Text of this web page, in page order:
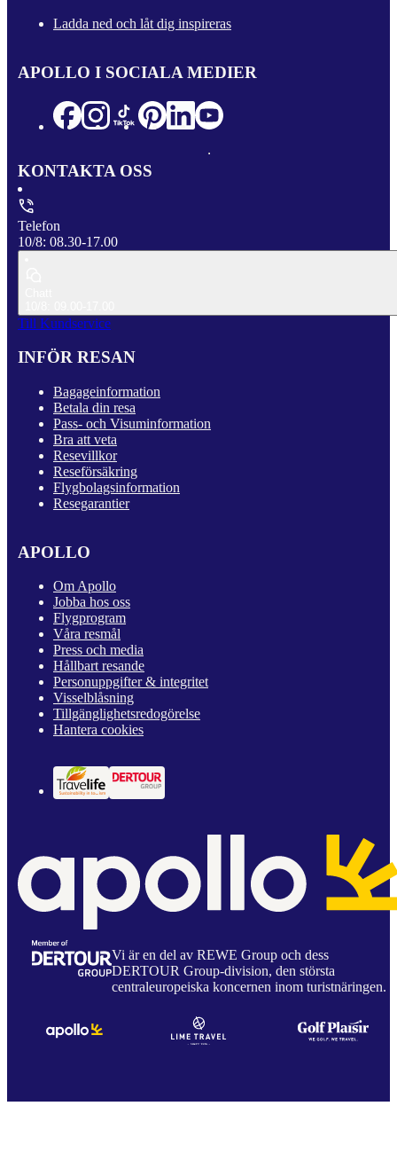
Ladda ned och låt dig inspireras
APOLLO I SOCIALA MEDIER
KONTAKTA OSS
Telefon
10/8: 08.30-17.00
Till Kundservice
INFÖR RESAN
Bagageinformation
Betala din resa
Pass- och Visuminformation
Bra att veta
Resevillkor
Reseförsäkring
Flygbolagsinformation
Resegarantier
APOLLO
Om Apollo
Jobba hos oss
Flygprogram
Våra resmål
Press och media
Hållbart resande
Personuppgifter & integritet
Visselblåsning
Tillgänglighetsredogörelse
Hantera cookies
Vi är en del av REWE Group och dess
DERTOUR Group-division, den största
centraleuropeiska koncernen inom turistnäringen.